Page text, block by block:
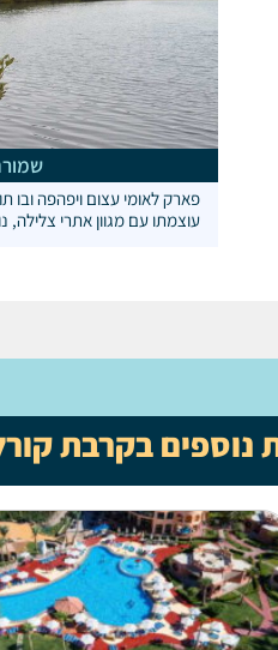
פארק לאומי עצום ויפהפה ובו
עוצמתו עם מגוון אתרי צלילה,
נוספים בקרבת